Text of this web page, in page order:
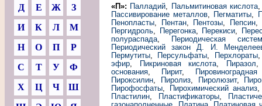
Д
Е Ж
З
И
К Л
М
Н
О П
Р
С
Т У
Ф
Х
Ц Ч
Ш
«П»: Палладий, Пальмитиновая кислота
Пассивирование металлов, Пегматиты,
Пенопласты, Пентан, Пентозы, Пепсин,
Пергидроль, Перегонка, Перекиси,
полураспада,
Периодическая
Периодический закон Д. И.
Пермутиты, Персульфаты, Перхлораты
эфир, Пикриновая кислота, Пиразол
основания, Пирит,
Пироксилин, Пиролиз, Пиролюзит,
Пирофосфаты, Пирохимический анализ
Пластилин, Пластификаторы,